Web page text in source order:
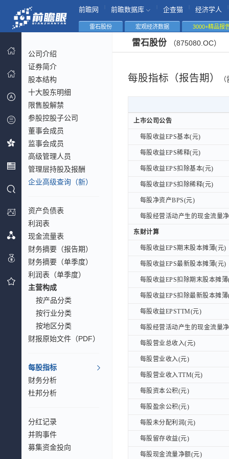
前瞻网 前瞻数据库 企查猫 经济学人
雷石股份 宏观经济数据 3000+精品报
公司介绍
证券简介
股本结构
十大股东明细
限售股解禁
参股控股子公司
董事会成员
监事会成员
高级管理人员
管理层持股及报酬
企业高级查询（新）
资产负债表
利润表
现金流量表
财务摘要（报告期）
财务摘要（单季度）
利润表（单季度）
主营构成
按产品分类
按行业分类
按地区分类
财报原始文件（PDF）
每股指标
财务分析
杜邦分析
分红记录
并购事件
募集资金投向
雷石股份 （875080.OC）
每股指标（报告期）
上市公司公告
每股收益EPS基本(元)
每股收益EPS稀释(元)
每股收益EPS扣除基本(元)
每股收益EPS扣除稀释(元)
每股净资产BPS(元)
每股经营活动产生的现金流量
东财计算
每股收益EPS期末股本摊薄(元)
每股收益EPS最新股本摊薄(元)
每股收益EPS扣除期末股本摊
每股收益EPS扣除最新股本摊
每股收益EPSTTM(元)
每股经营活动产生的现金流量
每股营业总收入(元)
每股营业收入(元)
每股营业收入TTM(元)
每股资本公积(元)
每股盈余公积(元)
每股未分配利润(元)
每股留存收益(元)
每股现金流量净额(元)
上市公司公告
每股收益EPS基本(元)
每股收益EPS稀释(元)
每股收益EPS扣除基本(元)
每股收益EPS扣除稀释(元)
每股净资产BPS(元)
每股经营活动产生的现金流量
东财计算
每股收益EPS期末股本摊薄(元)
每股收益EPS最新股本摊薄(元)
每股收益EPS扣除期末股本摊
每股收益EPS扣除最新股本摊
每股收益EPSTTM(元)
每股经营活动产生的现金流量
每股营业总收入(元)
每股营业收入(元)
每股营业收入TTM(元)
每股资本公积(元)
每股盈余公积(元)
每股未分配利润(元)
每股留存收益(元)
每股现金流量净额(元)